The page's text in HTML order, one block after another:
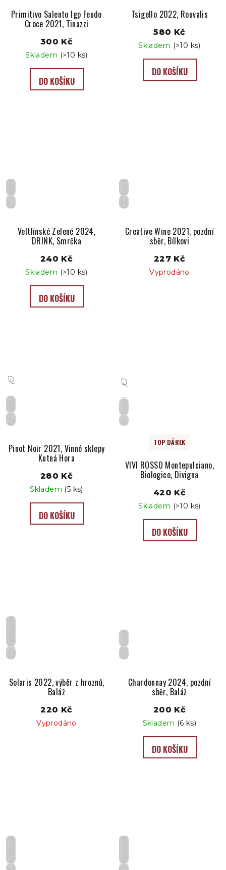
Primitivo Salento Igp Feudo
Croce 2021, Tinazzi
300 Kč
Skladem (>10 ks)
DO KOŠÍKU
Tsigello 2022, Rouvalis
580 Kč
Skladem (>10 ks)
DO KOŠÍKU
CZ
Suché
Veltlínské Zelené 2024,
DRINK, Smrčka
240 Kč
Skladem (>10 ks)
DO KOŠÍKU
CZ
Suché
Creative Wine 2021, pozdní
sběr, Bílkovi
227 Kč
Vyprodáno
CZ
Suché
Pinot Noir 2021, Vinné sklepy
Kutná Hora
280 Kč
Skladem (5 ks)
DO KOŠÍKU
IT
Suché
TOP DÁREK
VIVI ROSSO Montepulciano,
Biologico, Divigna
420 Kč
Skladem (>10 ks)
DO KOŠÍKU
CZ
Solaris 2022, výběr z hroznů,
Baláž
220 Kč
Vyprodáno
CZ
Suché
Chardonnay 2024, pozdní
sběr, Baláž
200 Kč
Skladem (6 ks)
DO KOŠÍKU